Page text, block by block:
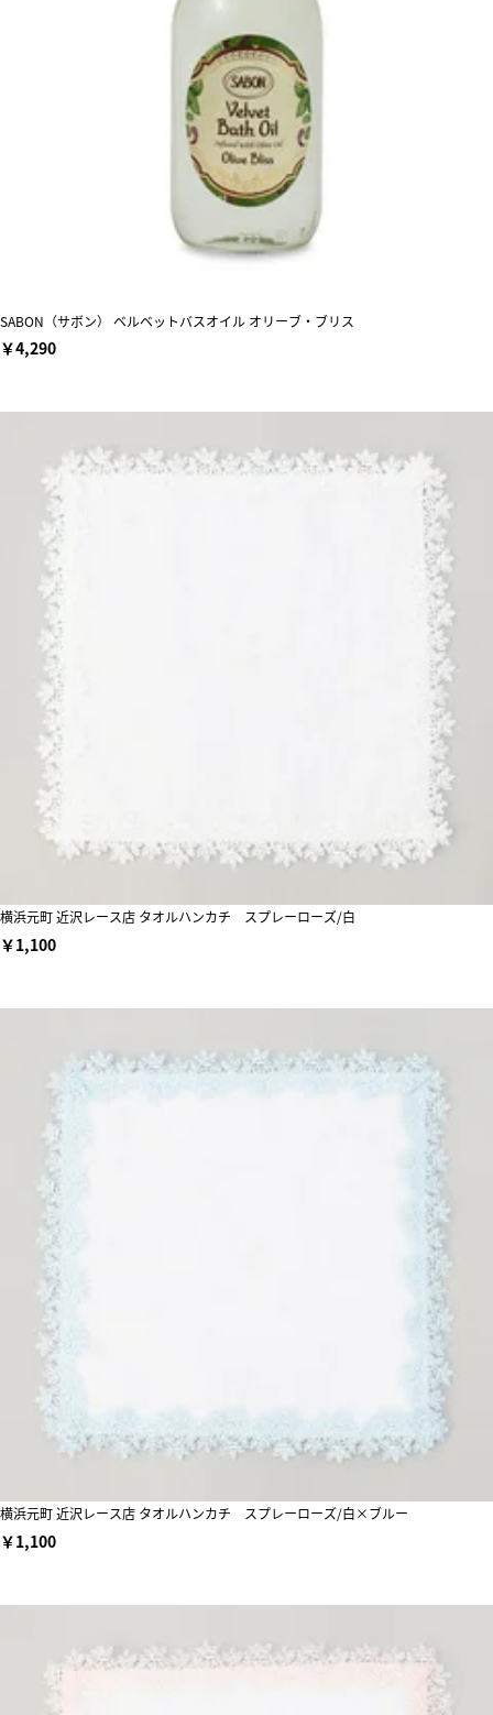
SABON（サボン） ベルベットバスオイル オリーブ・ブリス
￥4,290
横浜元町 近沢レース店 タオルハンカチ スプレーローズ/白
￥1,100
横浜元町 近沢レース店 タオルハンカチ スプレーローズ/白×ブルー
￥1,100